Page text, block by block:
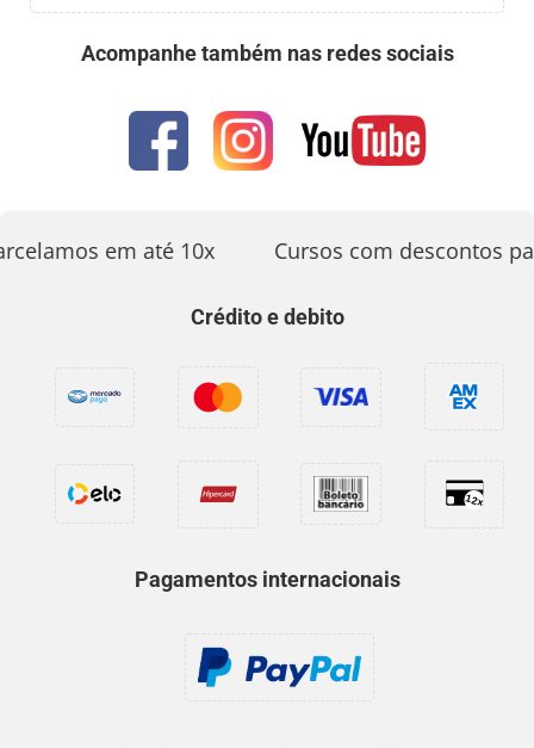
Acompanhe também nas redes sociais
em até 10x Cursos com descontos
Crédito e debito
Pagamentos internacionais